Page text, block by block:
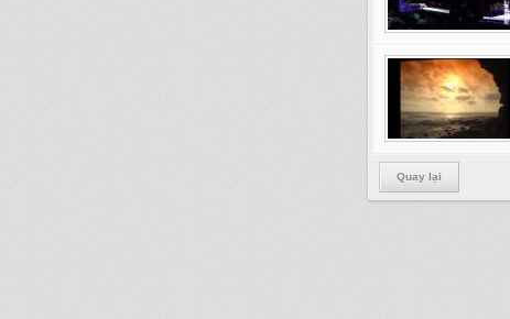
Quay lại